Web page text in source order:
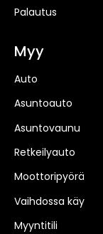
Palautus
Myy
Auto
Asuntoauto
Asuntovaunu
Retkeilyauto
Moottoripyörä
Vaihdossa käy
Myyntitili